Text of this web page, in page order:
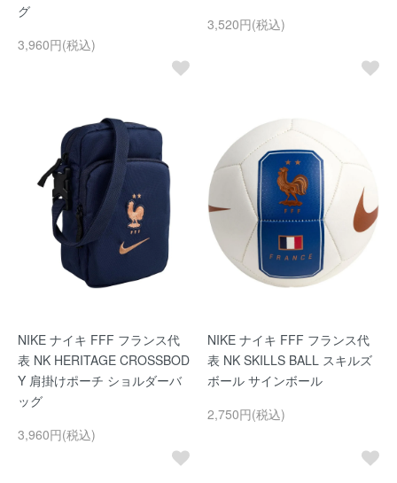
グ
3,960円(税込)
3,520円(税込)
NIKE ナイキ FFF フランス代
表 NK HERITAGE CROSSBOD
Y 肩掛けポーチ ショルダーバ
ッグ
3,960円(税込)
NIKE ナイキ FFF フランス代
表 NK SKILLS BALL スキルズ
ボール サインボール
2,750円(税込)